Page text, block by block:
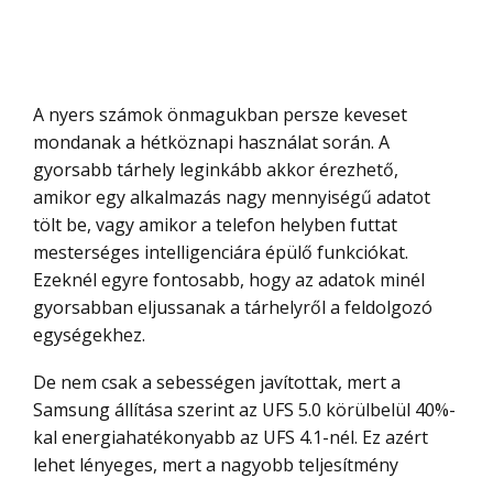
A nyers számok önmagukban persze keveset
mondanak a hétköznapi használat során. A
gyorsabb tárhely leginkább akkor érezhető,
amikor egy alkalmazás nagy mennyiségű adatot
tölt be, vagy amikor a telefon helyben futtat
mesterséges intelligenciára épülő funkciókat.
Ezeknél egyre fontosabb, hogy az adatok minél
gyorsabban eljussanak a tárhelyről a feldolgozó
egységekhez.
De nem csak a sebességen javítottak, mert a
Samsung állítása szerint az UFS 5.0 körülbelül 40%-
kal energiahatékonyabb az UFS 4.1-nél. Ez azért
lehet lényeges, mert a nagyobb teljesítmény